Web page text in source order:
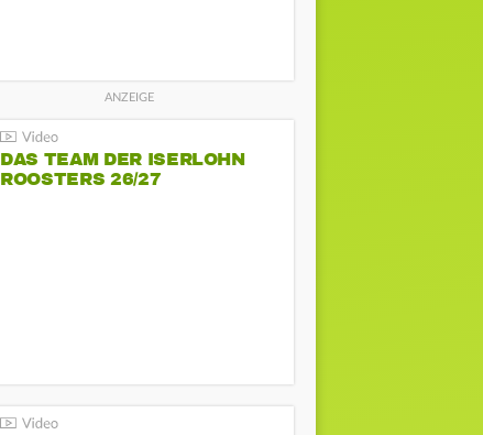
DAS TEAM DER ISERLOHN
ROOSTERS 26/27